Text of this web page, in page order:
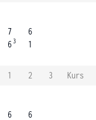
7
6 3
6
1
1 2 3
Kurs
6
6